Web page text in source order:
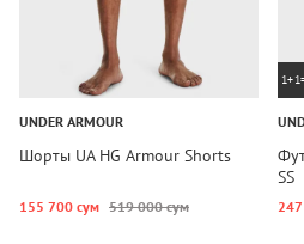
UNDER ARMOUR
Шорты UA HG Armour Shorts
155 700 сум 519 000 сум
SS